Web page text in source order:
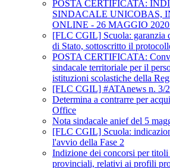
POSTA CERTIFICATA:
SINDACALE UNICOBAS,
ONLINE - 26 MAGGIO 2020
[FLC CGIL] Scuola: garanzia
di Stato, sottoscritto il
POSTA CERTIFICATA:
sindacale territoriale per il
istituzioni scolastiche della
[FLC CGIL] #ATAnews n. 3/
Determina a contrarre per
Office
Nota sindacale anief del 5
[FLC CGIL] Scuola:
l'avvio della Fase 2
Indizione dei concorsi per titoli
provinciali, relativi ai profili